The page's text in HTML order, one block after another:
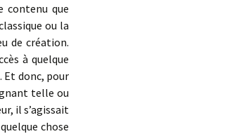
contenu que
ou la
de création.
à quelque
Et donc, pour
telle ou
il s’agissait
chose